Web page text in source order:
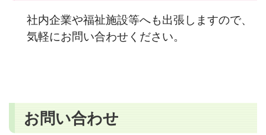
社内企業や福祉施設等へも出張しますので、
気軽にお問い合わせください。
お問い合わせ